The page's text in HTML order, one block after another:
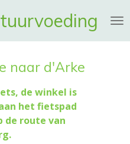
naar d'Arke
de winkel is
het fietspad
de route van